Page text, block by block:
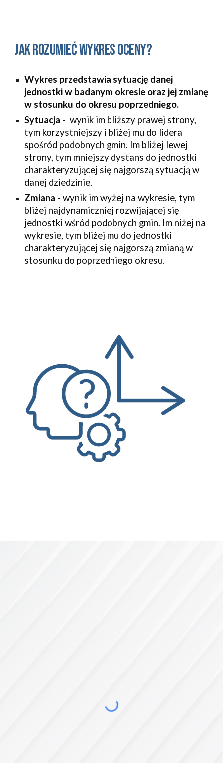
Jak rozumieć wykres oceny?
Wykres przedstawia sytuację danej
jednostki w badanym okresie oraz jej zmianę
w stosunku do okresu poprzedniego.
Sytuacja - wynik im bliższy prawej strony,
tym korzystniejszy i bliżej mu do lidera
spośród podobnych gmin. Im bliżej lewej
strony, tym mniejszy dystans do jednostki
charakteryzującej się najgorszą sytuacją w
danej dziedzinie.
Zmiana -wynik im wyżej na wykresie, tym
bliżej najdynamiczniej rozwijającej się
jednostki wśród podobnych gmin. Im niżej na
wykresie, tym bliżej mu do jednostki
charakteryzującej się najgorszą zmianą w
stosunku do poprzedniego okresu.